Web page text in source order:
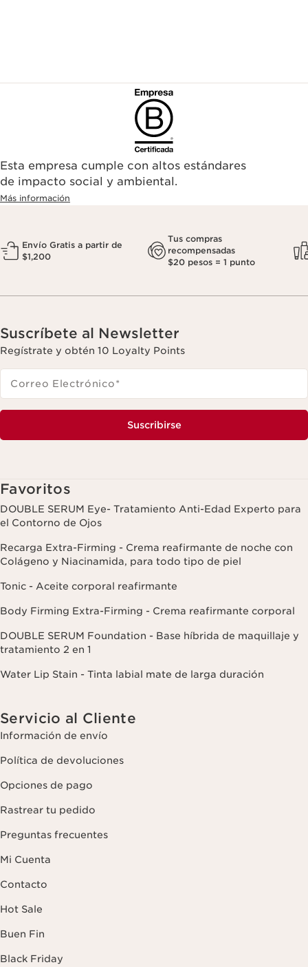
Esta empresa cumple con altos estándares
de impacto social y ambiental.
Más información
Envío Gratis a partir de
$1,200
Tus compras
recompensadas
$20 pesos = 1 punto
Suscríbete al Newsletter
Regístrate y obtén 10 Loyalty Points
Correo Electrónico*
Suscribirse
Favoritos
DOUBLE SERUM Eye- Tratamiento Anti-Edad Experto para
el Contorno de Ojos
Recarga Extra-Firming - Crema reafirmante de noche con
Colágeno y Niacinamida, para todo tipo de piel
Tonic - Aceite corporal reafirmante
Body Firming Extra-Firming - Crema reafirmante corporal
DOUBLE SERUM Foundation - Base híbrida de maquillaje y
tratamiento 2 en 1
Water Lip Stain - Tinta labial mate de larga duración
Servicio al Cliente
Información de envío
Política de devoluciones
Opciones de pago
Rastrear tu pedido
Preguntas frecuentes
Mi Cuenta
Contacto
Hot Sale
Buen Fin
Black Friday